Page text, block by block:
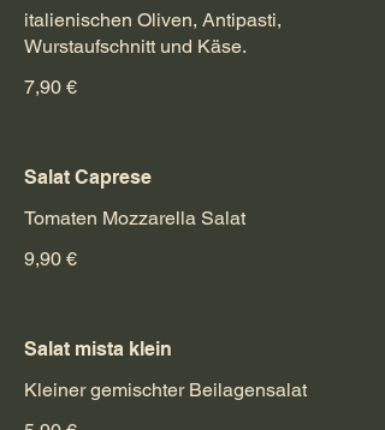
italienischen Oliven, Antipasti,
Wurstaufschnitt und Käse.
7,90 €
Salat Caprese
Tomaten Mozzarella Salat
9,90 €
Salat mista klein
Kleiner gemischter Beilagensalat